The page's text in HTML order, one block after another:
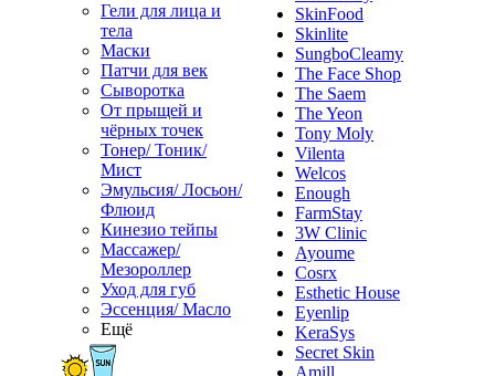
Гели для лица и
тела
Маски
Патчи для век
Сыворотка
От прыщей и
чёрных точек
Тонер/ Тоник/
Мист
Эмульсия/ Лосьон/
Флюид
Кинезио тейпы
Массажер/
Мезороллер
Уход для губ
Эссенция/ Масло
Ещё
SkinFood
Skinlite
SungboCleamy
The Face Shop
The Saem
The Yeon
Tony Moly
Vilenta
Welcos
Enough
FarmStay
3W Clinic
Ayoume
Cosrx
Esthetic House
Eyenlip
KeraSys
Secret Skin
Amill